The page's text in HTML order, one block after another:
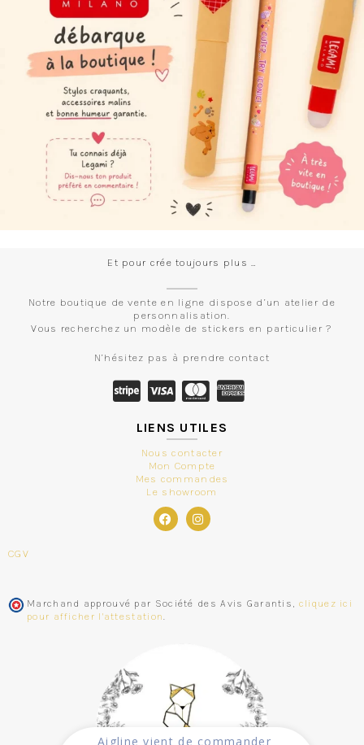
Et pour crée toujours plus …
Notre boutique de vente en ligne dispose d’un atelier de
personnalisation.
Vous recherchez un modèle de stickers en particulier ?
N’hésitez pas à prendre contact
LIENS UTILES
Nous contacter
Mon Compte
Mes commandes
Le showroom
CGV
Marchand approuvé par Société des Avis Garantis, cliquez ici
pour afficher l'attestation.
Aigline vient de commander